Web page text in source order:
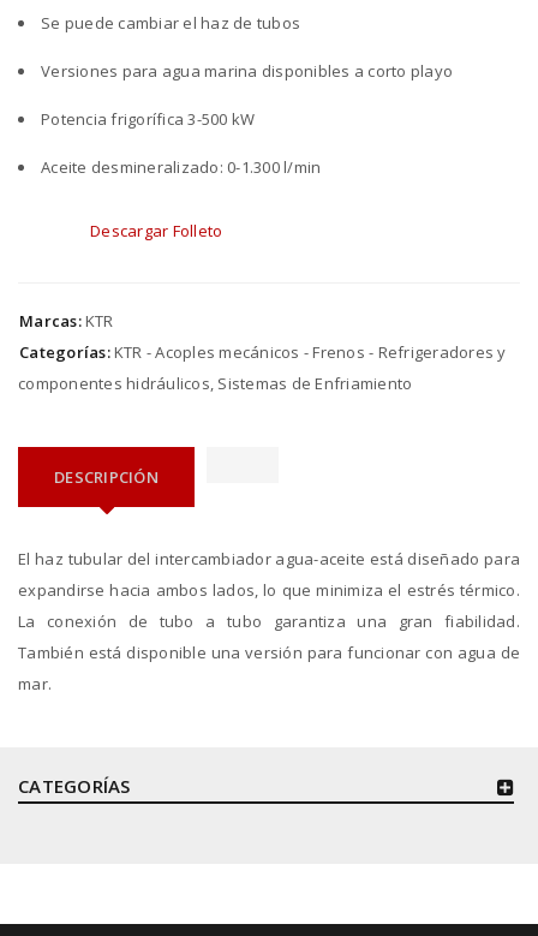
CATEGORÍAS
Se puede cambiar el haz de tubos
Versiones para agua marina disponibles a corto playo
Potencia frigorífica 3-500 kW
Aceite desmineralizado: 0-1.300 l/min
Descargar Folleto
Marcas:KTR
Categorías:KTR - Acoples mecánicos - Frenos - Refrigeradores y
componentes hidráulicos, Sistemas de Enfriamiento
DESCRIPCIÓN
El haz tubular del intercambiador agua-aceite está diseñado para
expandirse hacia ambos lados, lo que minimiza el estrés térmico.
La conexión de tubo a tubo garantiza una gran fiabilidad.
También está disponible una versión para funcionar con agua de
mar.